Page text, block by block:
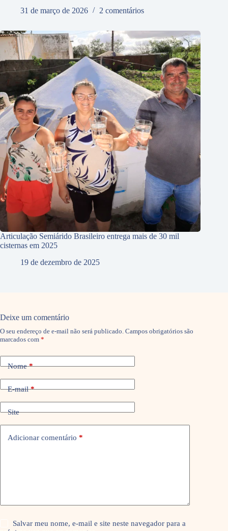
31 de março de 2026 2 comentários
Articulação Semiárido Brasileiro entrega mais de 30 mil
cisternas em 2025
19 de dezembro de 2025
Deixe um comentário
O seu endereço de e-mail não será publicado. Campos obrigatórios são
marcados com *
Nome*
E-mail*
Site
Adicionar comentário *
Salvar meu nome, e-mail e site neste navegador para a